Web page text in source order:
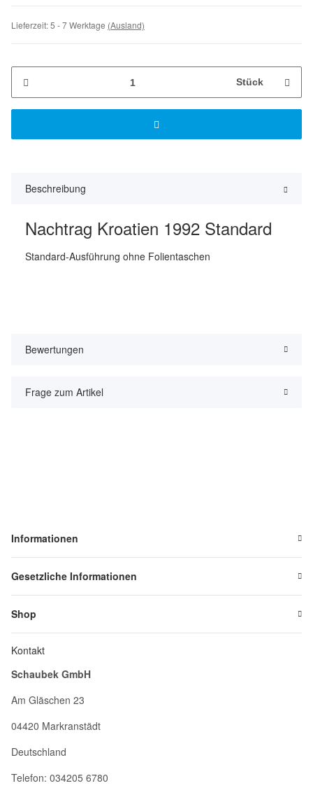
Lieferzeit:5 - 7 Werktage (Ausland)
Stück
Beschreibung
Nachtrag Kroatien 1992 Standard
Standard-Ausführung ohne Folientaschen
Bewertungen
Frage zum Artikel
Informationen
Gesetzliche Informationen
Shop
Kontakt
Schaubek GmbH
Am Gläschen 23
04420 Markranstädt
Deutschland
Telefon: 034205 6780